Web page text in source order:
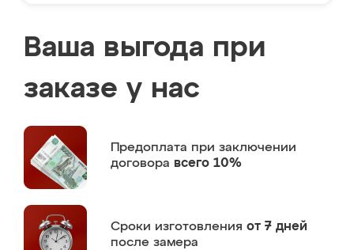
Ваша выгода при
заказе у нас
Предоплата при заключении
договора всего 10%
Сроки изготовления от 7 дней
после замера